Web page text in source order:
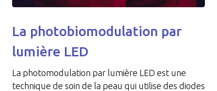
La photobiomodulation par
lumière LED
La photomodulation par lumière LED est une
technique de soin de la peau qui utilise des diodes